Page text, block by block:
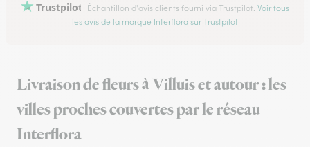
Trustpilot Échantillon d'avis clients fourni via Trustpilot. Voir tous
les avis de la marque Interflora sur Trustpilot
Livraison de fleurs à Villuis et autour : les
villes proches couvertes par le réseau
Interflora